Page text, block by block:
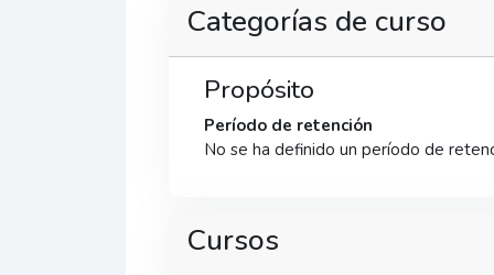
Categorías de curso
Propósito
Período de retención
No se ha definido un período de
Cursos